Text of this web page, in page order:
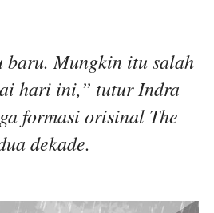
baru. Mungkin itu salah
hari ini,” tutur Indra
formasi orisinal The
dekade.